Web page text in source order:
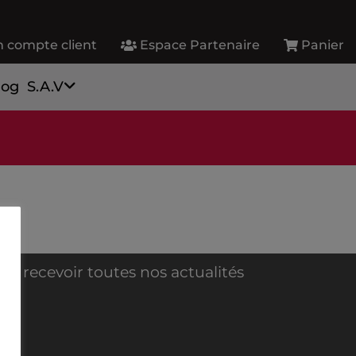
compte client Espace Partenaire Panier
S.A.V
recevoir toutes nos actualités